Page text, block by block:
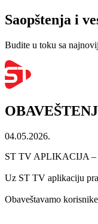
Saopštenja i
Budite u toku sa
04.05.2026.
ST TV APLIKACIJA
Uz ST TV aplikaciju
Obaveštavamo